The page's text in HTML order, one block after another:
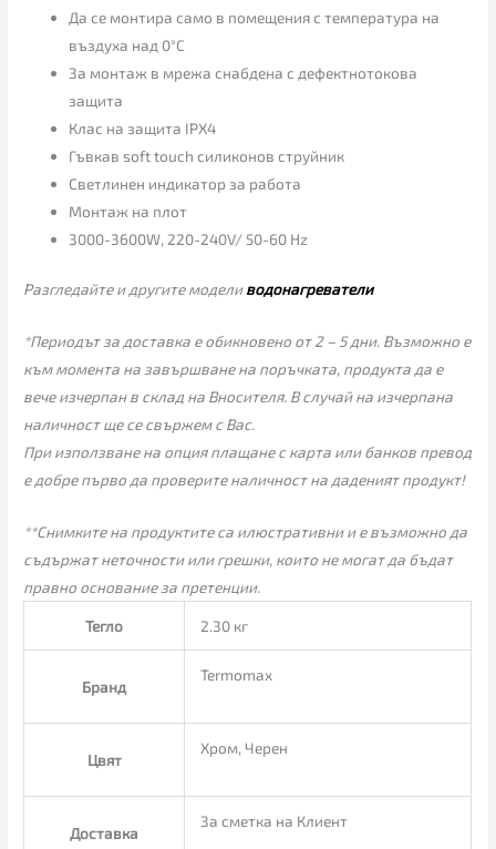
Да се монтира само в помещения с температура на
въздуха над 0°C
За монтаж в мрежа снабдена с дефектнотокова
защита
Клас на защита IPX4
Гъвкав soft touch силиконов струйник
Светлинен индикатор за работа
Монтаж на плот
3000-3600W, 220-240V/ 50-60 Hz
Разгледайте и другите моделиводонагреватели
*Периодът за доставка е обикновено от 2 – 5 дни. Възможно е
към момента на завършване на поръчката, продукта да е
вече изчерпан в склад на Вносителя. В случай на изчерпана
наличност ще се свържем с Вас.
При използване на опция плащане с карта или банков превод
е добре първо да проверите наличност на даденият продукт!
**Снимките на продуктите са илюстративни и е възможно да
съдържат неточности или грешки, които не могат да бъдат
правно основание за претенции.
Тегло 2.30 кг
Бранд
Termomax
Цвят
Хром, Черен
Доставка
За сметка на Клиент